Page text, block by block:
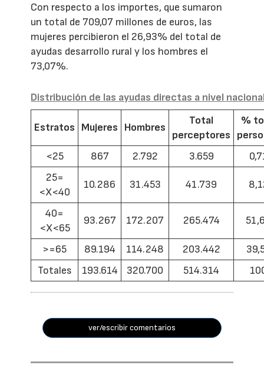
Con respecto a los importes, que sumaron
un total de 709,07 millones de euros, las
mujeres percibieron el 26,93% del total de
ayudas desarrollo rural y los hombres el
73,07%.
Distribución de las ayudas directas a nivel
Estratos Mujeres Hombres
Total
perceptores
%
<25
867 2.792 3.659
25=
<X<40
10.286 31.453 41.739
40=
<X<65
93.267 172.207 265.474
>=65 89.194 114.248 203.442
Totales
193.614 320.700 514.314
ver/escribir comentarios